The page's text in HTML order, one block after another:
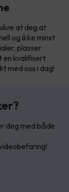
at deg at
og ikke minst
plasser
en kvalifisert
med oss i dag!
deg med både